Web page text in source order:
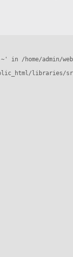
in /home/admin/
libraries/